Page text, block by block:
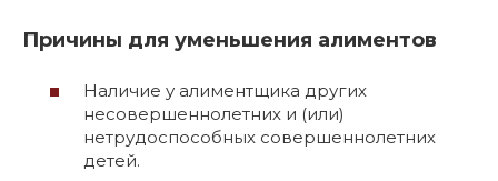
Причины для уменьшения алиментов
Наличие у алиментщика других
несовершеннолетних и (или)
нетрудоспособных совершеннолетних
детей.